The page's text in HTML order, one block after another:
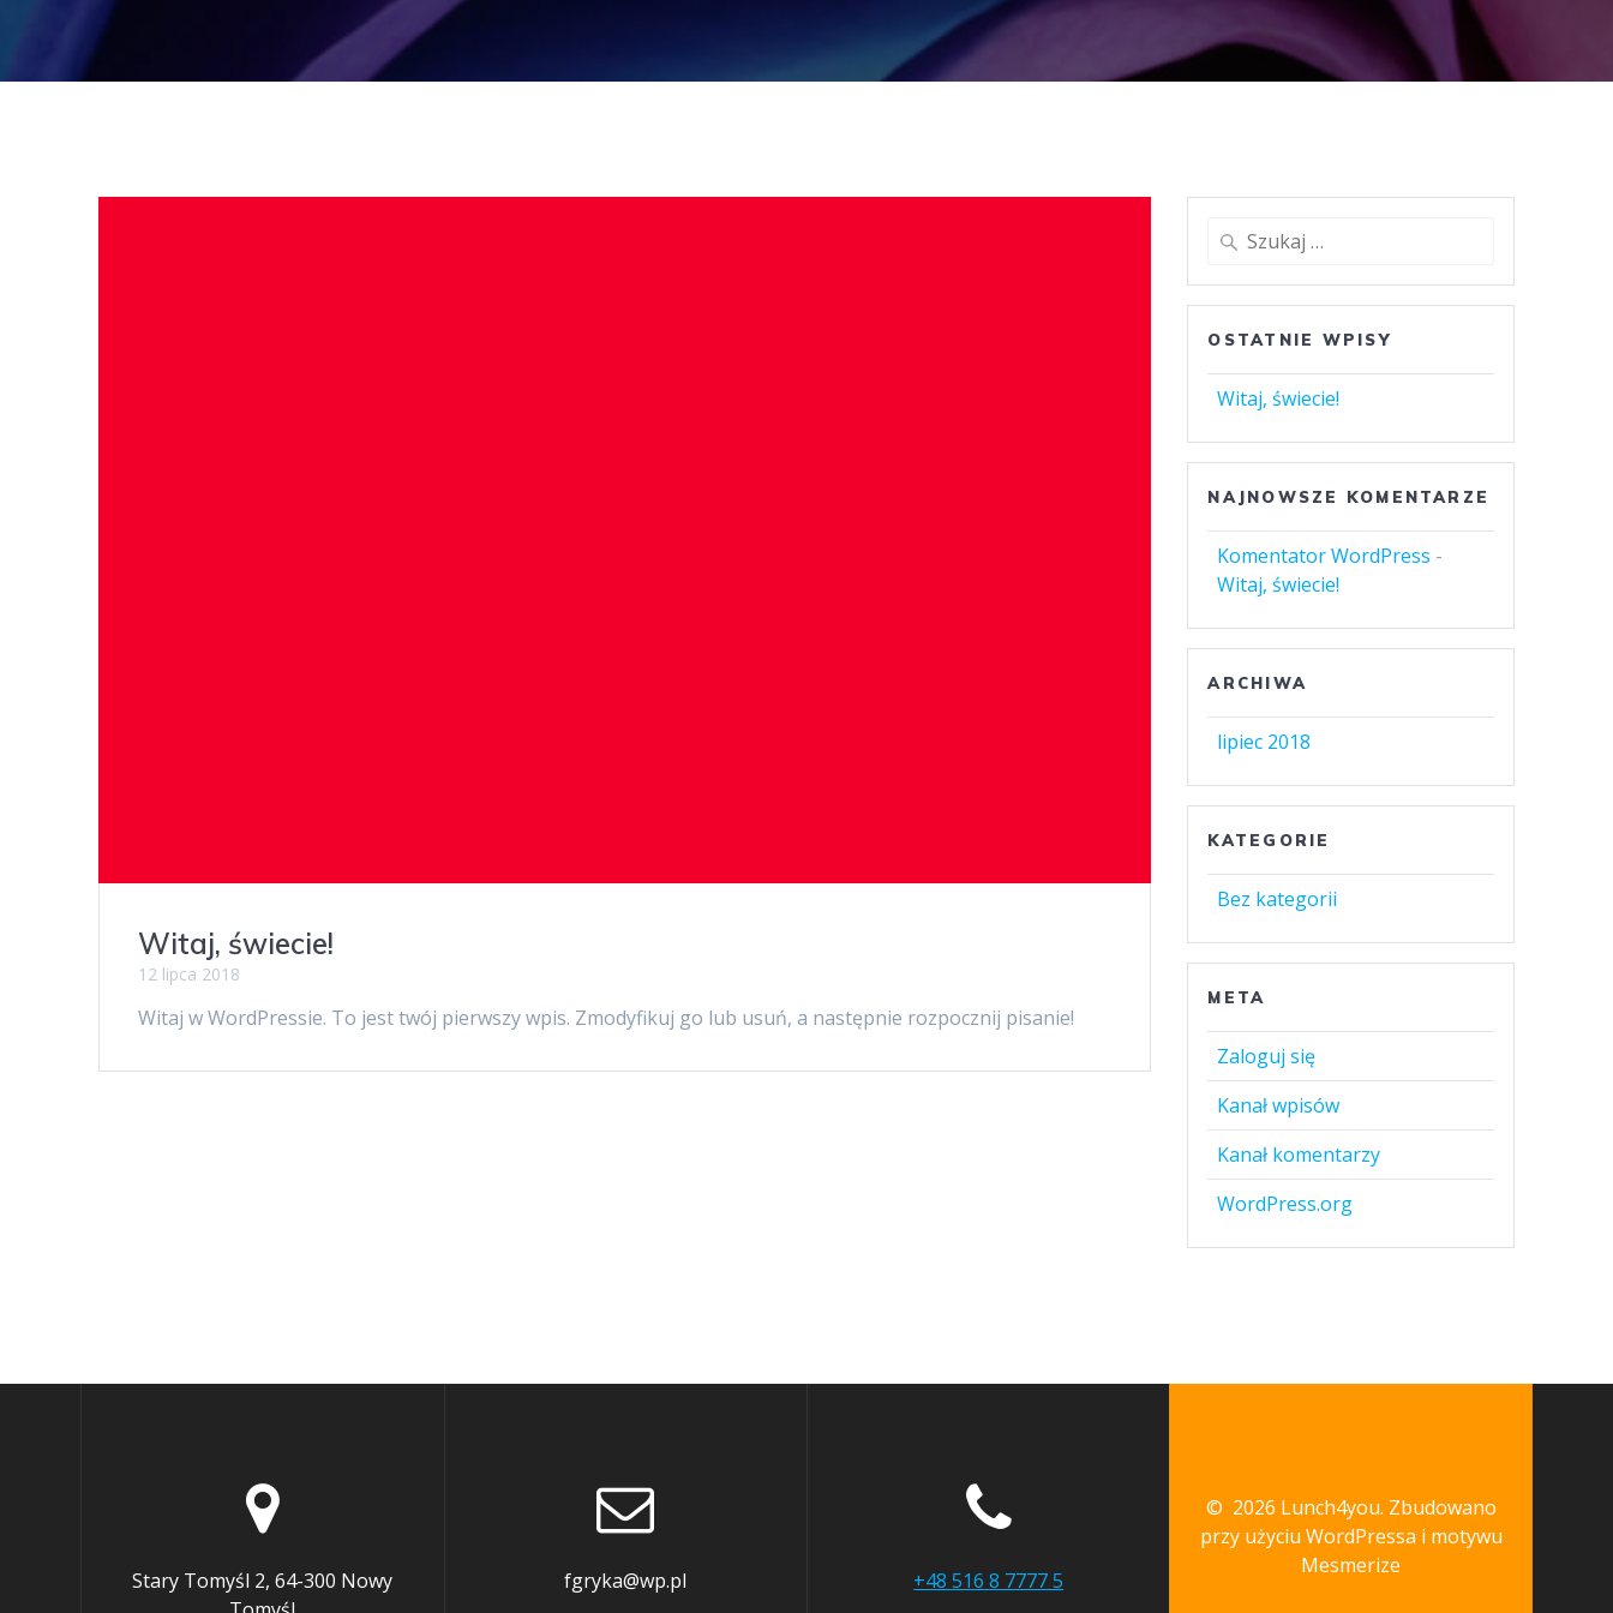
Witaj, świecie!
12 lipca 2018
Witaj w WordPressie. To jest twój pierwszy wpis. Zmodyfikuj go lub usuń, a następnie rozpocznij pisanie!
Szukaj:
OSTATNIE WPISY
Witaj, świecie!
NAJNOWSZE KOMENTARZE
Komentator WordPress -
Witaj, świecie!
ARCHIWA
lipiec 2018
KATEGORIE
Bez kategorii
META
Zaloguj się
Kanał wpisów
Kanał komentarzy
WordPress.org
Stary Tomyśl 2, 64-300 Nowy
fgryka@wp.pl +48 516 8 7777 5
© 2026 Lunch4you. Zbudowano
przy użyciu WordPressa i motywu
Mesmerize